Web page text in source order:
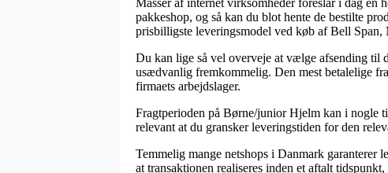
pakkeshop, og så kan du blot hente de bestilte
prisbilligste leveringsmodel ved køb af Bell Span,
Du kan lige så vel overveje at vælge afsending til
usædvanlig fremkommelig. Den mest betalelige
firmaets arbejdslager.
Fragtperioden på Børne/junior Hjelm kan i nogle
relevant at du gransker leveringstiden for den
Temmelig mange netshops i Danmark
at transaktionen realiseres inden et aftalt